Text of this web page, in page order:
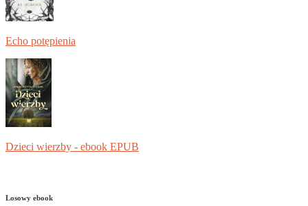
Echo potępienia
Dzieci wierzby - ebook EPUB
Losowy ebook